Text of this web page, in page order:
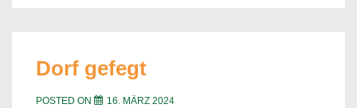
Dorf gefegt
POSTED ON 16. MÄRZ 2024